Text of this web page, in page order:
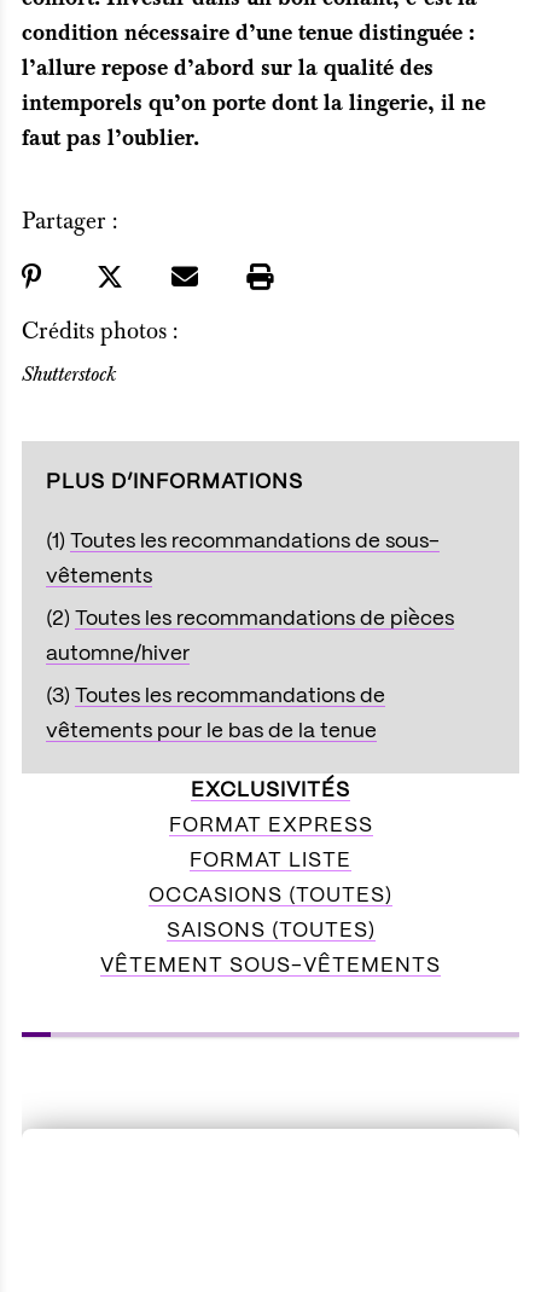
condition nécessaire d’une tenue distinguée :
l’allure repose d’abord sur la qualité des
intemporels qu’on porte dont la lingerie, il ne
faut pas l’oublier.
Partager :
Crédits photos :
Shutterstock
PLUS D’INFORMATIONS
(1) Toutes les recommandations de sous-
vêtements
(2) Toutes les recommandations de pièces
automne/hiver
(3) Toutes les recommandations de
vêtements pour le bas de la tenue
EXCLUSIVITÉS
FORMAT EXPRESS
FORMAT LISTE
OCCASIONS (TOUTES)
SAISONS (TOUTES)
VÊTEMENT SOUS-VÊTEMENTS